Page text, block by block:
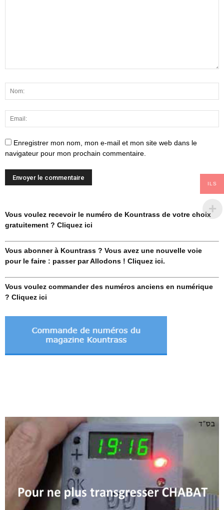
Enregistrer mon nom, mon e-mail et mon site web dans le
navigateur pour mon prochain commentaire.
Vous voulez recevoir le numéro de Kountrass de votre choix
gratuitement ? Cliquez ici
Vous abonner à Kountrass ? Vous avez une nouvelle voie
pour le faire : passer par Allodons ! Cliquez ici.
Vous voulez commander des numéros anciens en numérique
? Cliquez ici
ILS